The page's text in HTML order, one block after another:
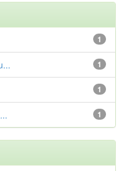
1
1
1
1